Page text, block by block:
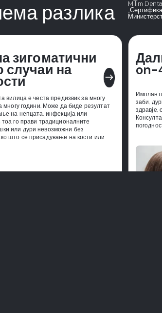
разлика Milim
зигоматични
случаи на east
вилица е честа предизвик за многу
многу години. Може да биде резултат
на непцата, инфекција или
го прави традиционалните
или дури невозможни без
што се присадување на кости или
on-
заби,
здравје,